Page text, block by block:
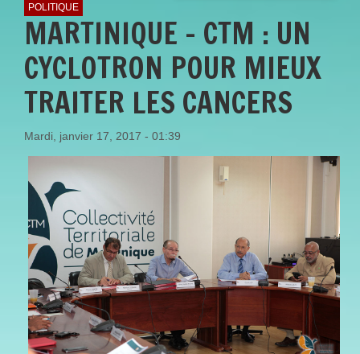
POLITIQUE
MARTINIQUE - CTM : UN
CYCLOTRON POUR MIEUX
TRAITER LES CANCERS
Mardi, janvier 17, 2017 - 01:39